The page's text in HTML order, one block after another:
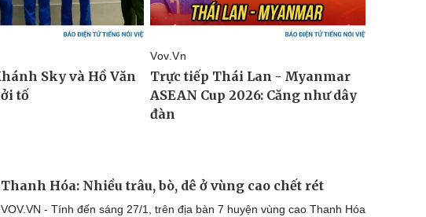
Thanh Hóa: Nhiều trâu, bò, dê ở vùng cao chết rét
VOV.VN - Tính đến sáng 27/1, trên địa bàn 7 huyện vùng cao Thanh Hóa